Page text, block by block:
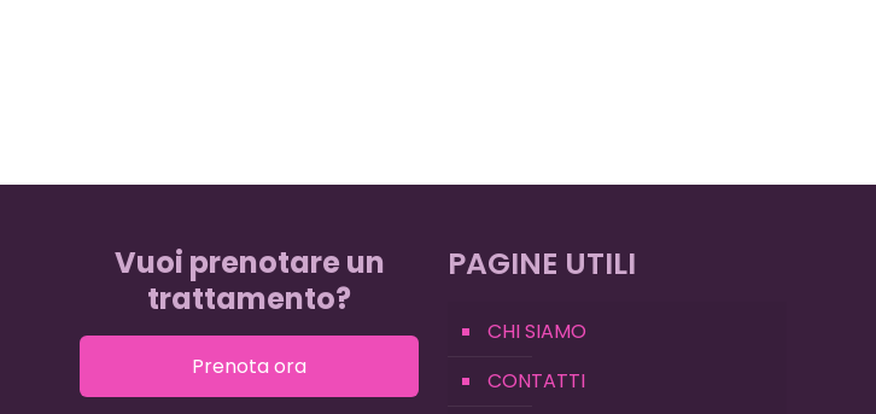
Vuoi prenotare un
trattamento?
Prenota ora
PAGINE UTILI
CHI SIAMO
CONTATTI